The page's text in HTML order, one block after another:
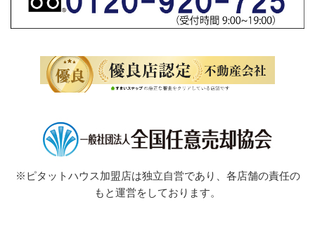
※ピタットハウス加盟店は独立自営であり、各店舗の責任の
もと運営をしております。